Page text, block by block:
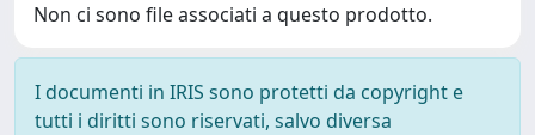
Non ci sono file associati a questo prodotto.
I documenti in IRIS sono protetti da copyright e
tutti i diritti sono riservati, salvo diversa